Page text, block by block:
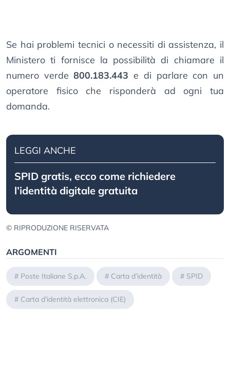
Se hai problemi tecnici o necessiti di assistenza, il
Ministero ti fornisce la possibilità di chiamare il
numero verde800.183.443 e di parlare con un
operatore fisico che risponderà ad ogni tua
domanda.
LEGGI ANCHE
SPID gratis, ecco come richiedere
l’identità digitale gratuita
© RIPRODUZIONE RISERVATA
ARGOMENTI
# Poste Italiane S.p.A. # Carta d’identità # SPID
# Carta d’identità elettronica (CIE)